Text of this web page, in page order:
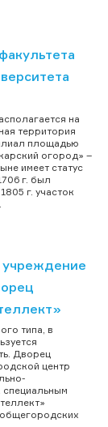
на
территория
площадью
огород» –
имеет статус
г. был
г. участок
учреждение
типа, в
Дворец
центр
специальным
общегородских